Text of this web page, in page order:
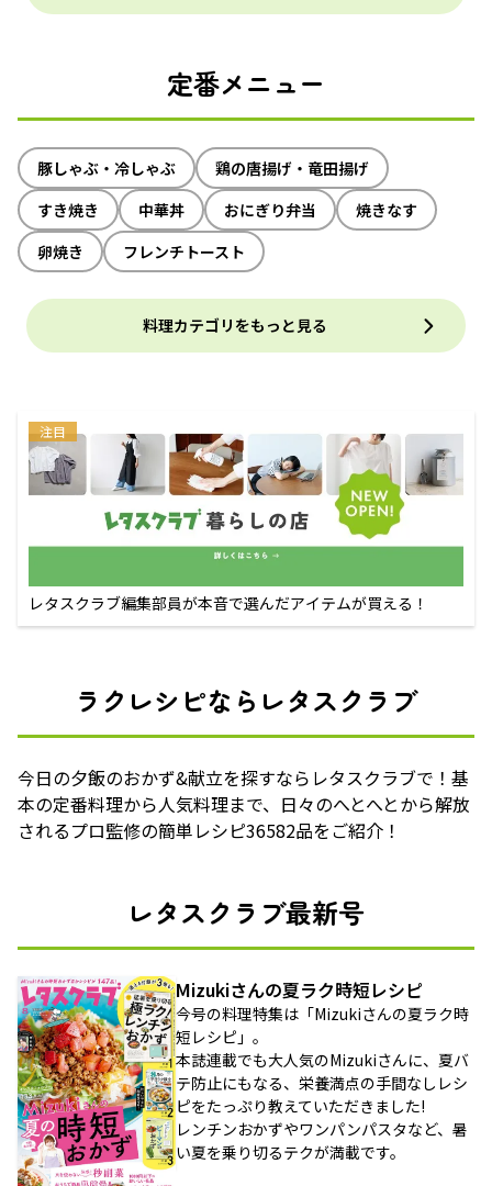
定番メニュー
豚しゃぶ・冷しゃぶ
鶏の唐揚げ・竜田揚げ
すき焼き
中華丼 おにぎり弁当
焼きなす
卵焼き
フレンチトースト
料理カテゴリをもっと見る
注目
レタスクラブ編集部員が本音で選んだアイテムが買える！
ラクレシピならレタスクラブ
今日の夕飯のおかず&献立を探すならレタスクラブで！基
本の定番料理から人気料理まで、日々のへとへとから解放
されるプロ監修の簡単レシピ36582品をご紹介！
レタスクラブ最新号
Mizukiさんの夏ラク時短レシピ
今号の料理特集は「Mizukiさんの夏ラク時
短レシピ」。
本誌連載でも大人気のMizukiさんに、夏バ
テ防止にもなる、栄養満点の手間なしレシ
ピをたっぷり教えていただきました!
レンチンおかずやワンパンパスタなど、暑
い夏を乗り切るテクが満載です。